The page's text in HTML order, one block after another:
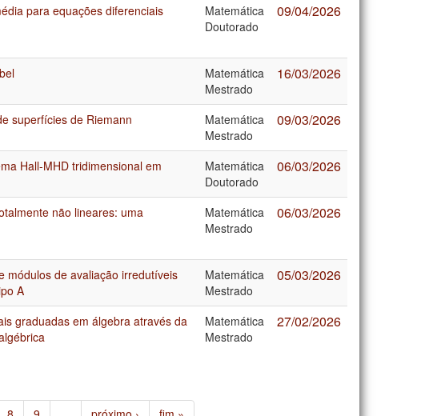
para equações diferenciais
Matemática
Doutorado
09/04/2026
Matemática
Mestrado
16/03/2026
superfícies de Riemann
Matemática
Mestrado
09/03/2026
Hall-MHD tridimensional em
Matemática
Doutorado
06/03/2026
não lineares: uma
Matemática
Mestrado
06/03/2026
módulos de avaliação irredutíveis
A
Matemática
Mestrado
05/03/2026
graduadas em álgebra através da
Matemática
Mestrado
27/02/2026